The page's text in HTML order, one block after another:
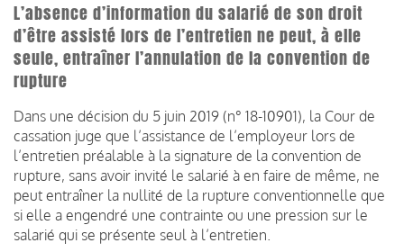
L’absence d’information du salarié de son droit
d’être assisté lors de l’entretien ne peut, à elle
seule, entraîner l’annulation de la convention de
rupture
Dans une décision du 5 juin 2019 (n° 18-10901), la Cour de
cassation juge que l’assistance de l’employeur lors de
l’entretien préalable à la signature de la convention de
rupture, sans avoir invité le salarié à en faire de même, ne
peut entraîner la nullité de la rupture conventionnelle que
si elle a engendré une contrainte ou une pression sur le
salarié qui se présente seul à l’entretien.